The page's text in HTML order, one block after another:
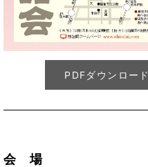
PDFダウンロード
会 場